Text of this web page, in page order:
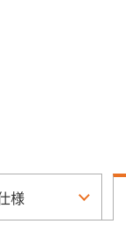
様